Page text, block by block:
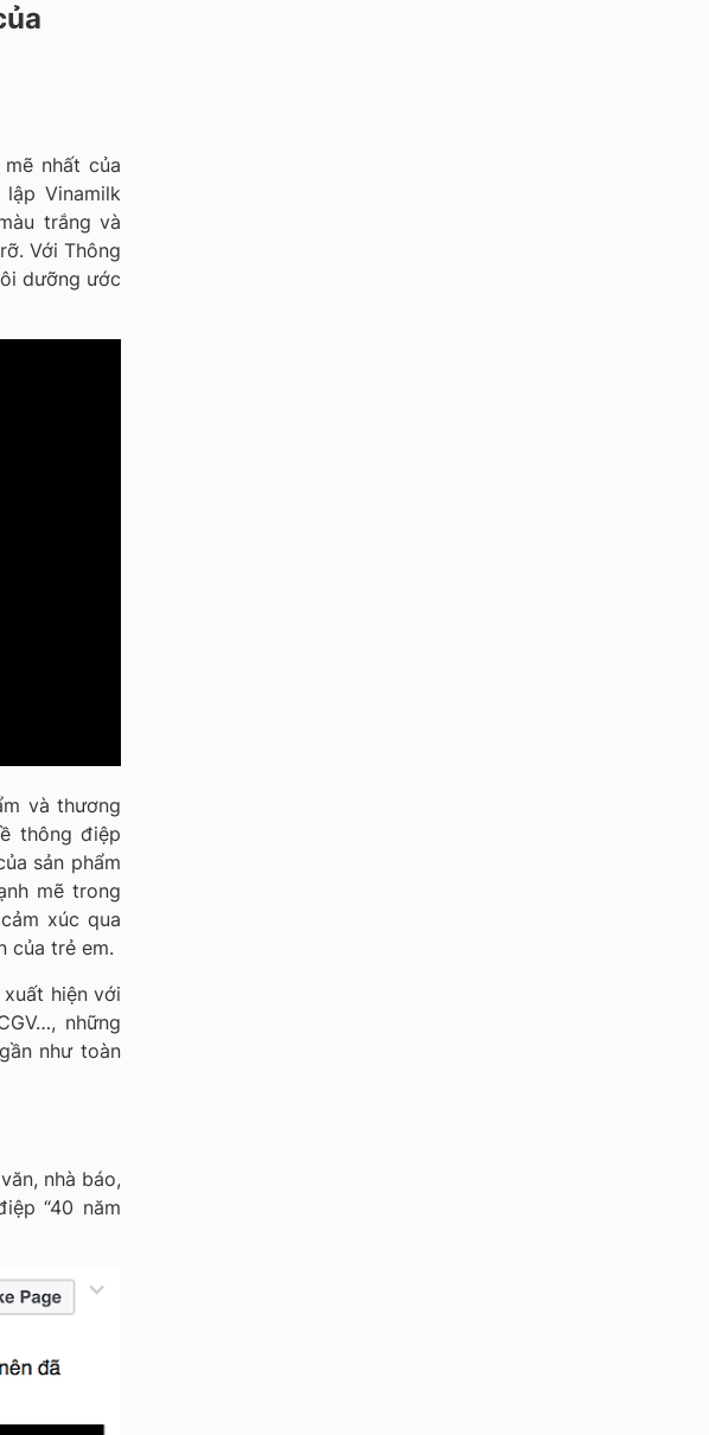
nhất của
Vinamilk
trắng và
Với Thông
dưỡng ước
và thương
thông điệp
sản phẩm
mẽ trong
xúc qua
của trẻ em.
hiện với
những
như toàn
nhà báo,
“40 năm